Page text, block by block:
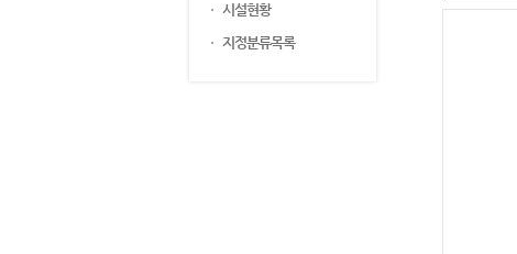
시설현황
지정분류목록